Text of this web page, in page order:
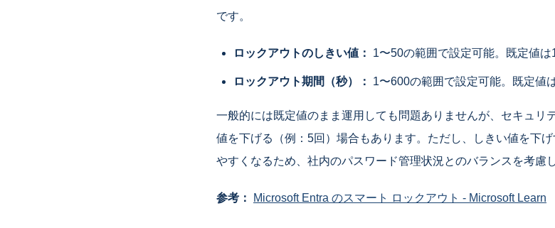
です。
ロックアウトのしきい値： 1〜50の範囲で設定可能。既定値は
ロックアウト期間（秒）： 1〜600の範囲で設定可能。既定値
一般的には既定値のまま運用しても問題ありませんが、セキュリ
値を下げる（例：5回）場合もあります。ただし、しきい値を下
やすくなるため、社内のパスワード管理状況とのバランスを考慮
参考： Microsoft Entra のスマート ロックアウト - Microsoft Learn